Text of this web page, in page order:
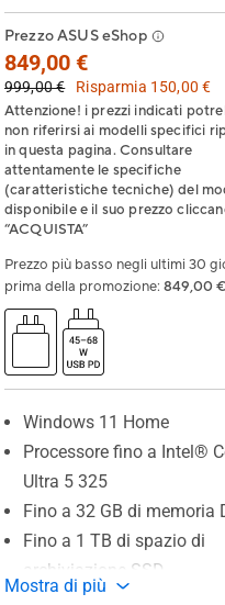
Prezzo ASUS eShop
849,00 €
999,00 €
Risparmia 150,00 €
Attenzione! i prezzi indicati
non riferirsi ai modelli specifici
in questa pagina. Consultare
attentamente le specifiche
(caratteristiche tecniche) del
disponibile e il suo prezzo
“ACQUISTA”
Prezzo più basso negli ultimi 30
prima della promozione: 849,00 €
Windows 11 Home
Processore fino a Intel®
Ultra 5 325
Fino a 32 GB di memoria
Fino a 1 TB di spazio di
archiviazione SSD
Resistenza di livello
Mostra di più